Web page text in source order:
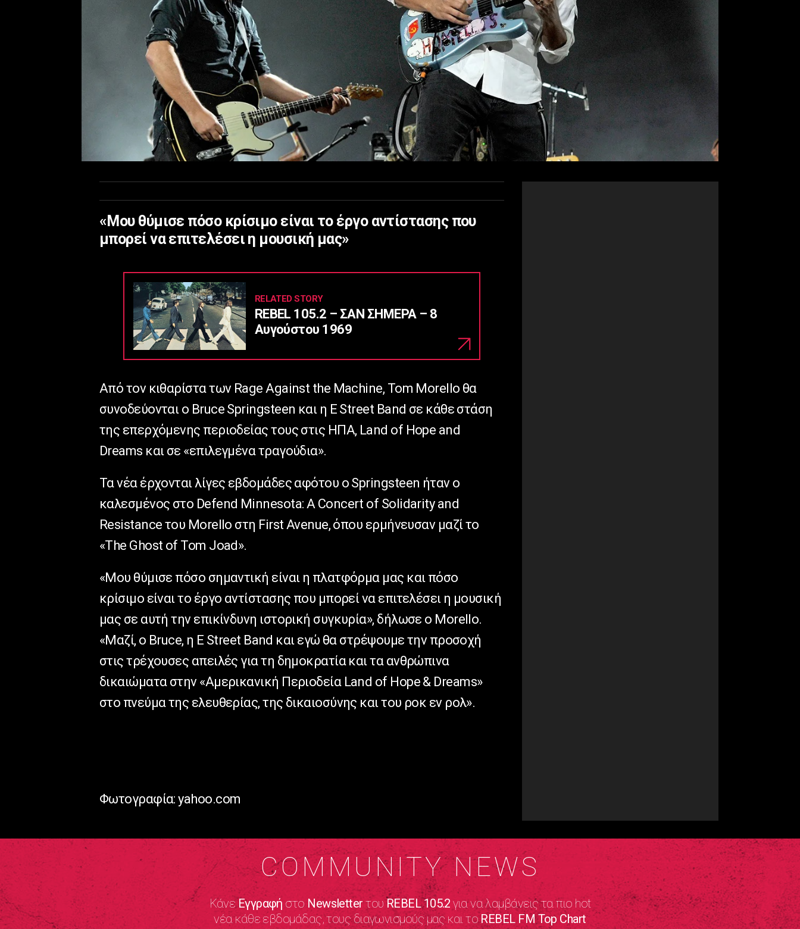
«Μου θύμισε πόσο κρίσιμο είναι το έργο αντίστασης που
μπορεί να επιτελέσει η μουσική μας»
RELATED STORY
REBEL 105.2 – ΣΑΝ ΣΗΜΕΡΑ – 8
Αυγούστου 1969
Από τον κιθαρίστα των Rage Against the Machine, Tom Morello θα
συνοδεύονται ο Bruce Springsteen και η E Street Band σε κάθε στάση
της επερχόμενης περιοδείας τους στις ΗΠΑ, Land of Hope and
Dreams και σε «επιλεγμένα τραγούδια».
Τα νέα έρχονται λίγες εβδομάδες αφότου ο Springsteen ήταν ο
καλεσμένος στο Defend Minnesota: A Concert of Solidarity and
Resistance του Morello στη First Avenue, όπου ερμήνευσαν μαζί το
«The Ghost of Tom Joad».
«Μου θύμισε πόσο σημαντική είναι η πλατφόρμα μας και πόσο
κρίσιμο είναι το έργο αντίστασης που μπορεί να επιτελέσει η μουσική
μας σε αυτή την επικίνδυνη ιστορική συγκυρία», δήλωσε ο Morello.
«Μαζί, ο Bruce, η E Street Band και εγώ θα στρέψουμε την προσοχή
στις τρέχουσες απειλές για τη δημοκρατία και τα ανθρώπινα
δικαιώματα στην «Αμερικανική Περιοδεία Land of Hope & Dreams»
στο πνεύμα της ελευθερίας, της δικαιοσύνης και του ροκ εν ρολ».
Φωτογραφία: yahoo.com
COMMUNITY NEWS
ΚάνεΕγγραφή στο Newsletter τουREBEL 105.2 για να λαμβάνεις τα πιο hot
νέα κάθε εβδομάδας, τους διαγωνισμούς μας και τοREBEL FM Top Chart